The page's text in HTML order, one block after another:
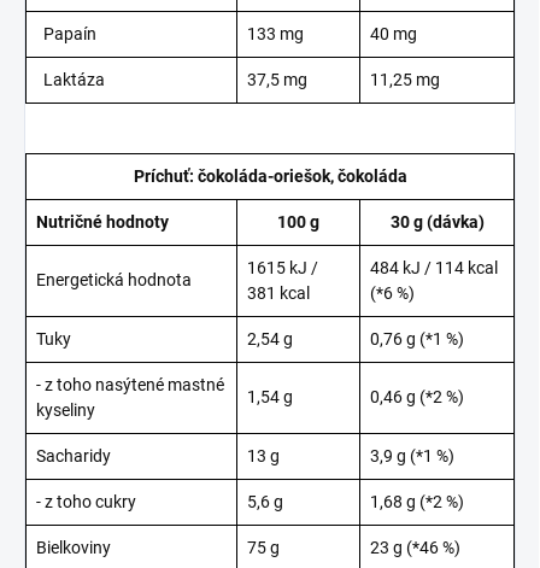
Papaín 133 mg 40 mg
Laktáza 37,5 mg 11,25 mg
Príchuť: čokoláda-oriešok, čokoláda
Nutričné hodnoty 100 g 30 g (dávka)
Energetická hodnota
1615 kJ /
381 kcal
484 kJ / 114 kcal
(*6 %)
Tuky 2,54 g 0,76 g (*1 %)
- z toho nasýtené mastné
kyseliny
1,54 g 0,46 g (*2 %)
Sacharidy 13 g 3,9 g (*1 %)
- z toho cukry 5,6 g 1,68 g (*2 %)
Bielkoviny 75 g 23 g (*46 %)